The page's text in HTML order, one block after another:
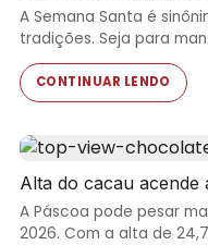
A Semana Santa é
tradições. Seja para
CONTINUAR LENDO
Alta do cacau acende
A Páscoa pode pesar
2026. Com a alta de